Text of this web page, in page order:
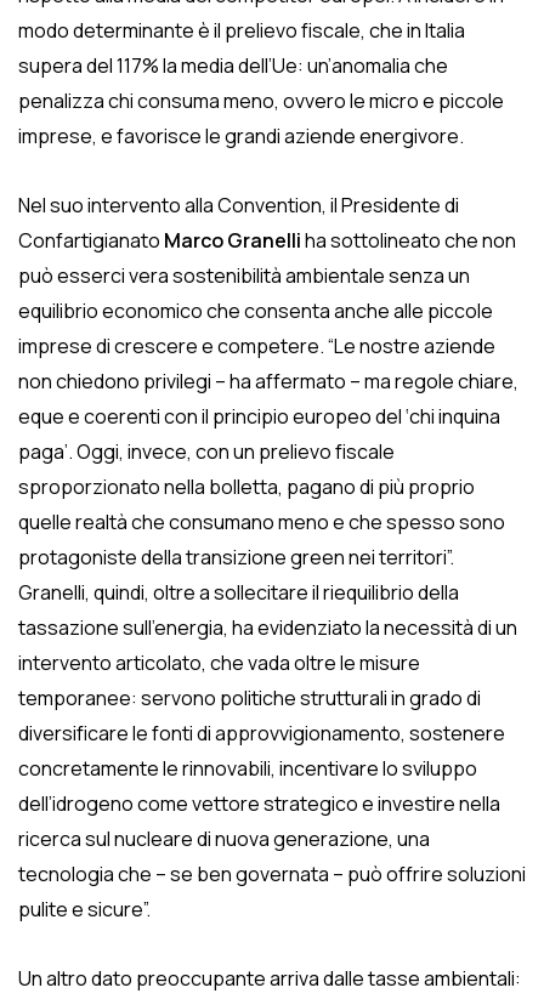
modo determinante è il prelievo fiscale, che in Italia
supera del 117% la media dell’Ue: un’anomalia che
penalizza chi consuma meno, ovvero le micro e piccole
imprese, e favorisce le grandi aziende energivore.
Nel suo intervento alla Convention, il Presidente di
Confartigianato Marco Granelliha sottolineato che non
può esserci vera sostenibilità ambientale senza un
equilibrio economico che consenta anche alle piccole
imprese di crescere e competere. “Le nostre aziende
non chiedono privilegi – ha affermato – ma regole chiare,
eque e coerenti con il principio europeo del ‘chi inquina
paga’. Oggi, invece, con un prelievo fiscale
sproporzionato nella bolletta, pagano di più proprio
quelle realtà che consumano meno e che spesso sono
protagoniste della transizione green nei territori”.
Granelli, quindi, oltre a sollecitare il riequilibrio della
tassazione sull’energia, ha evidenziato la necessità di un
intervento articolato, che vada oltre le misure
temporanee: servono politiche strutturali in grado di
diversificare le fonti di approvvigionamento, sostenere
concretamente le rinnovabili, incentivare lo sviluppo
dell’idrogeno come vettore strategico e investire nella
ricerca sul nucleare di nuova generazione, una
tecnologia che – se ben governata – può offrire soluzioni
pulite e sicure”.
Un altro dato preoccupante arriva dalle tasse ambientali: